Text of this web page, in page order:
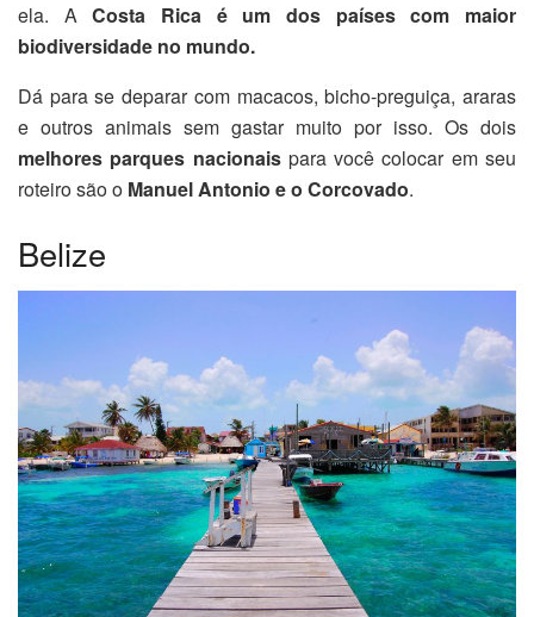
ela. ACosta Rica é um dos países com maior
biodiversidade no mundo.
Dá para se deparar com macacos, bicho-preguiça, araras
e outros animais sem gastar muito por isso. Os dois
melhores parques nacionaispara você colocar em seu
roteiro são o Manuel Antonio e o Corcovado.
Belize